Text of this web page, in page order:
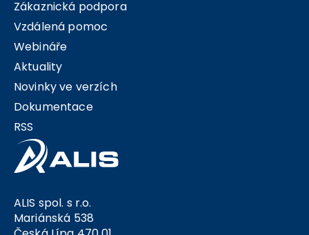
ALIS spol. s r.o.
Mariánská 538
Zákaznická podpora
Vzdálená pomoc
Webináře
Aktuality
Novinky ve verzích
Dokumentace
RSS